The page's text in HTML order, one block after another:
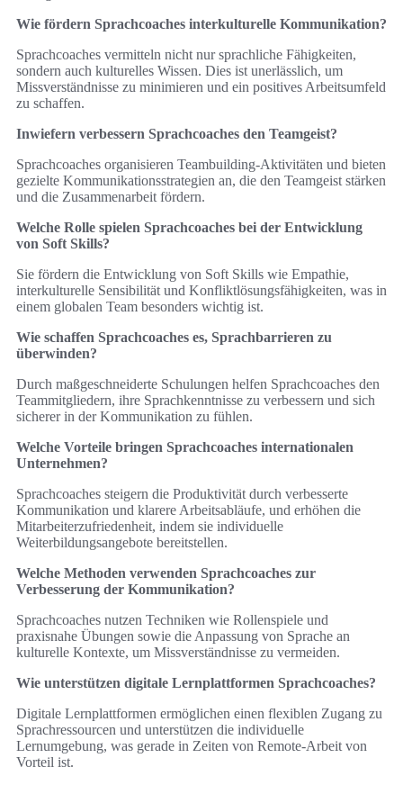
Wie fördern Sprachcoaches interkulturelle Kommunikation?
Sprachcoaches vermitteln nicht nur sprachliche Fähigkeiten,
sondern auch kulturelles Wissen. Dies ist unerlässlich, um
Missverständnisse zu minimieren und ein positives Arbeitsumfeld
zu schaffen.
Inwiefern verbessern Sprachcoaches den Teamgeist?
Sprachcoaches organisieren Teambuilding-Aktivitäten und bieten
gezielte Kommunikationsstrategien an, die den Teamgeist stärken
und die Zusammenarbeit fördern.
Welche Rolle spielen Sprachcoaches bei der Entwicklung
von Soft Skills?
Sie fördern die Entwicklung von Soft Skills wie Empathie,
interkulturelle Sensibilität und Konfliktlösungsfähigkeiten, was in
einem globalen Team besonders wichtig ist.
Wie schaffen Sprachcoaches es, Sprachbarrieren zu
überwinden?
Durch maßgeschneiderte Schulungen helfen Sprachcoaches den
Teammitgliedern, ihre Sprachkenntnisse zu verbessern und sich
sicherer in der Kommunikation zu fühlen.
Welche Vorteile bringen Sprachcoaches internationalen
Unternehmen?
Sprachcoaches steigern die Produktivität durch verbesserte
Kommunikation und klarere Arbeitsabläufe, und erhöhen die
Mitarbeiterzufriedenheit, indem sie individuelle
Weiterbildungsangebote bereitstellen.
Welche Methoden verwenden Sprachcoaches zur
Verbesserung der Kommunikation?
Sprachcoaches nutzen Techniken wie Rollenspiele und
praxisnahe Übungen sowie die Anpassung von Sprache an
kulturelle Kontexte, um Missverständnisse zu vermeiden.
Wie unterstützen digitale Lernplattformen Sprachcoaches?
Digitale Lernplattformen ermöglichen einen flexiblen Zugang zu
Sprachressourcen und unterstützen die individuelle
Lernumgebung, was gerade in Zeiten von Remote-Arbeit von
Vorteil ist.